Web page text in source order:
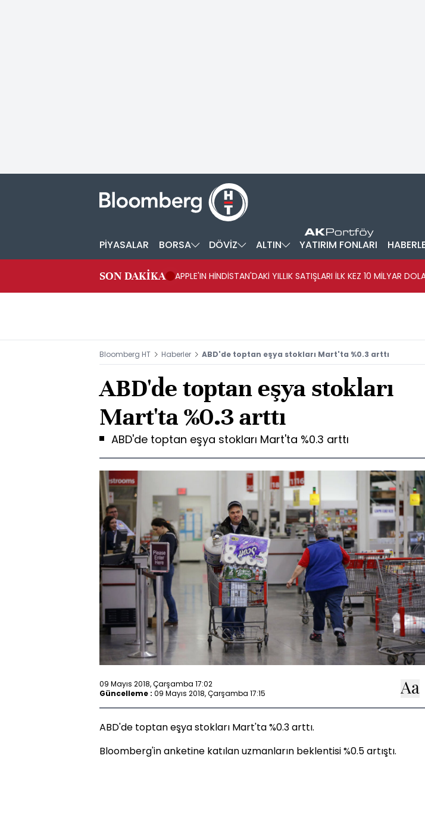
PİYASALAR BORSA DÖVİZ ALTIN YATIRIM FONLARI
SON DAKİKA APPLE'IN HİNDİSTAN'DAKİ YILLIK SATIŞLARI İLK KEZ 10 MİLYAR
Bloomberg HT Haberler ABD'de toptan eşya stokları Mart'ta %0.3 arttı
ABD'de toptan eşya stokları
Mart'ta %0.3 arttı
ABD'de toptan eşya stokları Mart'ta %0.3 arttı
09 Mayıs 2018, Çarşamba 17:02
Güncelleme : 09 Mayıs 2018, Çarşamba 17:15
ABD'de toptan eşya stokları Mart'ta %0.3 arttı.
Bloomberg'in anketine katılan uzmanların beklentisi %0.5 artıştı.